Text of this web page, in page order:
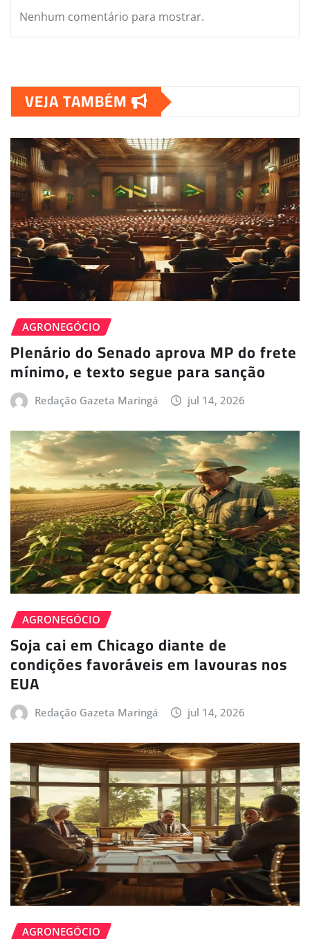
Nenhum comentário para mostrar.
VEJA TAMBÉM
AGRONEGÓCIO
Plenário do Senado aprova MP do frete
mínimo, e texto segue para sanção
Redação Gazeta Maringá jul 14, 2026
AGRONEGÓCIO
Soja cai em Chicago diante de
condições favoráveis em lavouras nos
EUA
Redação Gazeta Maringá jul 14, 2026
AGRONEGÓCIO